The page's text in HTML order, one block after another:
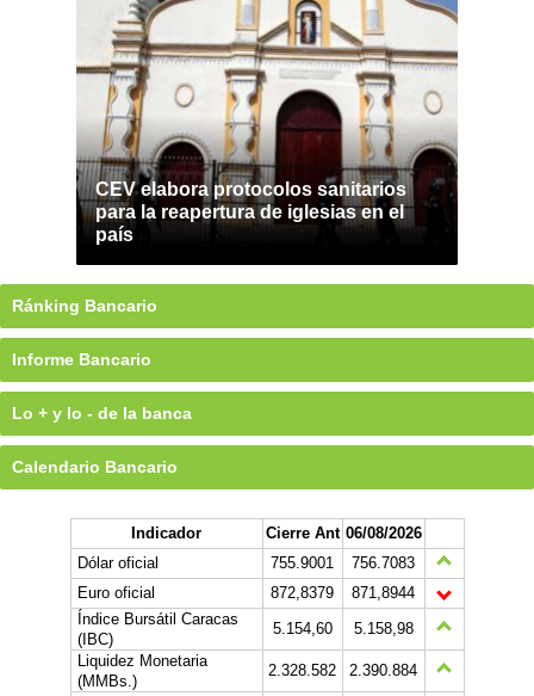
CEV elabora protocolos sanitarios
para la reapertura de iglesias en el
país
Ránking Bancario
Informe Bancario
Lo + y lo - de la banca
Calendario Bancario
Indicador Cierre Ant 06/08/2026
Dólar oficial
755.9001
756.7083
Euro oficial
872,8379
871,8944
Índice Bursátil Caracas
(IBC)
5.154,60
5.158,98
Liquidez Monetaria
(MMBs.)
2.328.582
2.390.884